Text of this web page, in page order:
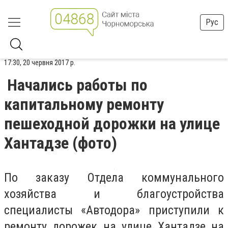
Рус
17:30, 20 червня 2017 р.
Начались работы по
капитальному ремонту
пешеходной дорожки на улице
Хантадзе (фото)
По заказу Отдела коммунального
хозяйства и благоустройства
специалисты «Автодора» приступили к